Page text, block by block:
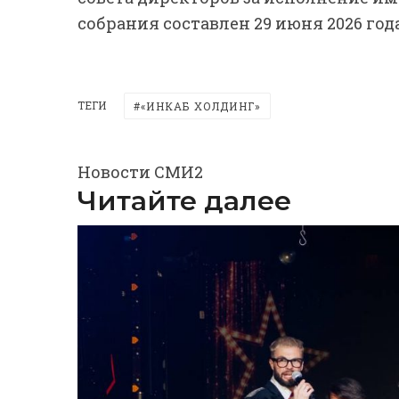
собрания составлен 29 июня 2026
ТЕГИ «ИНКАБ ХОЛДИНГ»
Новости СМИ2
Читайте далее